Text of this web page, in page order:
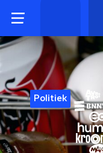
Politiek